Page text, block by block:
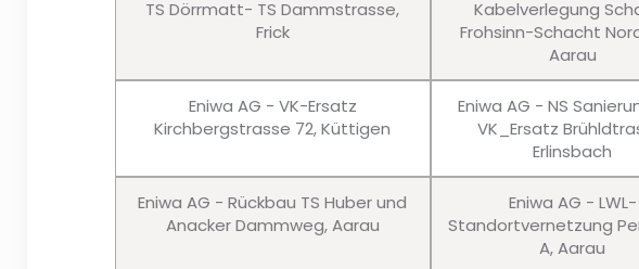
TS Dörrmatt- TS Dammstrasse,
Frick
Kabelverlegung
Frohsinn-Schacht
Aarau
Eniwa AG - VK-Ersatz
Kirchbergstrasse 72, Küttigen
Eniwa AG - NS
VK_Ersatz
Erlinsbach
Eniwa AG - Rückbau TS Huber und
Anacker Dammweg, Aarau
Eniwa AG - LWL-
Standortvernetzung
A, Aarau